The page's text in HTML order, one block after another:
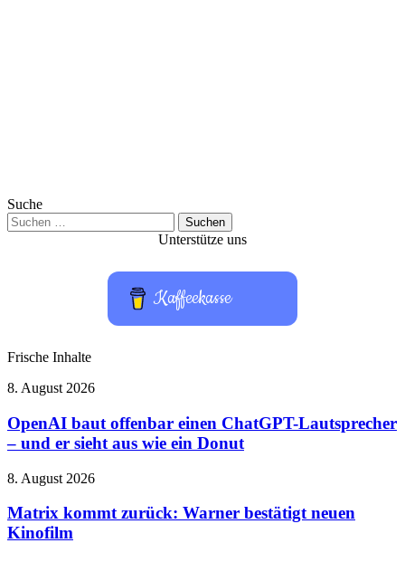
Suche
Suchen
nach:
Unterstütze uns
Kaffeekasse
Frische Inhalte
OpenAI
offenbar
einen
ChatGPT-
–
er
sieht
8. August 2026
OpenAI baut offenbar einen ChatGPT-Lautsprecher
– und er sieht aus wie ein Donut
Matrix
zurück:
Warner
bestätigt
8. August 2026
Matrix kommt zurück: Warner bestätigt neuen
Kinofilm